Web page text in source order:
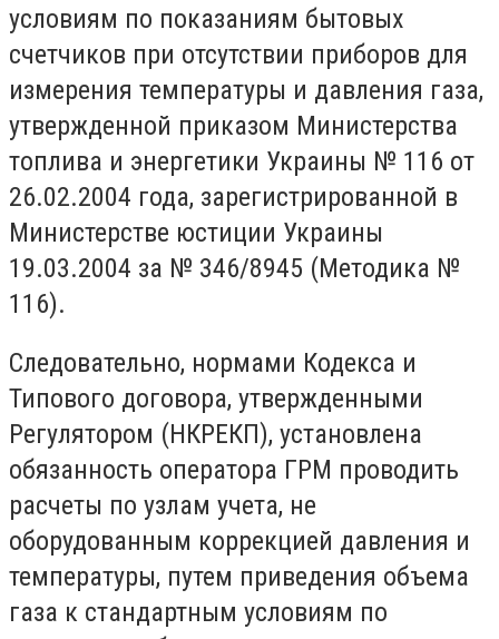
условиям по показаниям бытовых
счетчиков при отсутствии приборов для
измерения температуры и давления газа,
утвержденной приказом Министерства
топлива и энергетики Украины № 116 от
26.02.2004 года, зарегистрированной в
Министерстве юстиции Украины
19.03.2004 за № 346/8945 (Методика №
116).
Следовательно, нормами Кодекса и
Типового договора, утвержденными
Регулятором (НКРЕКП), установлена
обязанность оператора ГРМ проводить
расчеты по узлам учета, не
оборудованным коррекцией давления и
температуры, путем приведения объема
газа к стандартным условиям по